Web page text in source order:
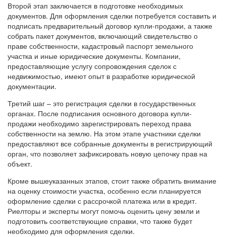
Второй этап заключается в подготовке необходимых
документов. Для оформления сделки потребуется составить и
подписать предварительный договор купли-продажи, а также
собрать пакет документов, включающий свидетельство о
праве собственности, кадастровый паспорт земельного
участка и иные юридические документы. Компании,
предоставляющие услугу сопровождения сделок с
недвижимостью, имеют опыт в разработке юридической
документации.
Третий шаг – это регистрация сделки в государственных
органах. После подписания основного договора купли-
продажи необходимо зарегистрировать переход права
собственности на землю. На этом этапе участники сделки
предоставляют все собранные документы в регистрирующий
орган, что позволяет зафиксировать новую цепочку прав на
объект.
Кроме вышеуказанных этапов, стоит также обратить внимание
на оценку стоимости участка, особенно если планируется
оформление сделки с рассрочкой платежа или в кредит.
Риелторы и эксперты могут помочь оценить цену земли и
подготовить соответствующие справки, что также будет
необходимо для оформления сделки.